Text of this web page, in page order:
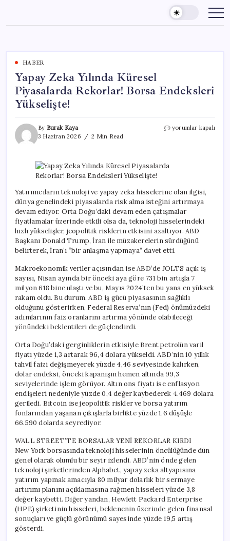
content
HABER
Yapay Zeka Yılında Küresel
Piyasalarda Rekorlar! Borsa Endeksleri
Yükselişte!
By Burak Kaya
3 Haziran 2026
2 Min Read
Yapay
Endeksleri
Yükselişte!
için
yorumlar kapalı
Yatırımcıların teknoloji ve yapay zeka hisselerine olan ilgisi,
dünya genelindeki piyasalarda risk alma isteğini artırmaya
devam ediyor. Orta Doğu’daki devam eden çatışmalar
fiyatlamalar üzerinde etkili olsa da, teknoloji hisselerindeki
hızlı yükselişler, jeopolitik risklerin etkisini azaltıyor. ABD
Başkanı Donald Trump, İran ile müzakerelerin sürdüğünü
belirterek, İran’ı “bir anlaşma yapmaya” davet etti.
Makroekonomik veriler açısından ise ABD’de JOLTS açık iş
sayısı, Nisan ayında bir önceki aya göre 731 bin artışla 7
milyon 618 bine ulaştı ve bu, Mayıs 2024’ten bu yana en yüksek
rakam oldu. Bu durum, ABD iş gücü piyasasının sağlıklı
olduğunu gösterirken, Federal Reserva’nın (Fed) önümüzdeki
adımlarının faiz oranlarını artırma yönünde olabileceği
yönündeki beklentileri de güçlendirdi.
Orta Doğu’daki gerginliklerin etkisiyle Brent petrolün varil
fiyatı yüzde 1,3 artarak 96,4 dolara yükseldi. ABD’nin 10 yıllık
tahvil faizi değişmeyerek yüzde 4,46 seviyesinde kalırken,
dolar endeksi, önceki kapanışın hemen altında 99,3
seviyelerinde işlem görüyor. Altın ons fiyatı ise enflasyon
endişeleri nedeniyle yüzde 0,4 değer kaybederek 4.469 dolara
geriledi. Bitcoin ise jeopolitik riskler ve borsa yatırım
fonlarından yaşanan çıkışlarla birlikte yüzde 1,6 düşüşle
66.590 dolarda seyrediyor.
WALL STREET’TE BORSALAR YENİ REKORLAR KIRDI
New York borsasında teknoloji hisselerinin öncülüğünde dün
genel olarak olumlu bir seyir izlendi. ABD’nin önde gelen
teknoloji şirketlerinden Alphabet, yapay zeka altyapısına
yatırım yapmak amacıyla 80 milyar dolarlık bir sermaye
artırımı planını açıklamasına rağmen hisseleri yüzde 3,8
değer kaybetti. Diğer yandan, Hewlett Packard Enterprise
(HPE) şirketinin hisseleri, beklenenin üzerinde gelen finansal
sonuçları ve güçlü görünümü sayesinde yüzde 19,5 artış
gösterdi.